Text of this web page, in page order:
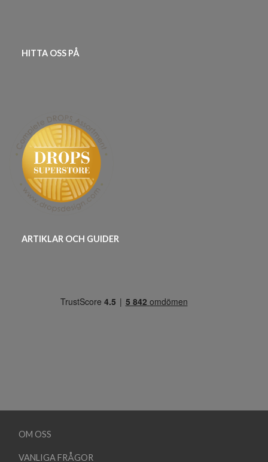
HITTA OSS PÅ
ARTIKLAR OCH GUIDER
OM OSS
VANLIGA FRÅGOR